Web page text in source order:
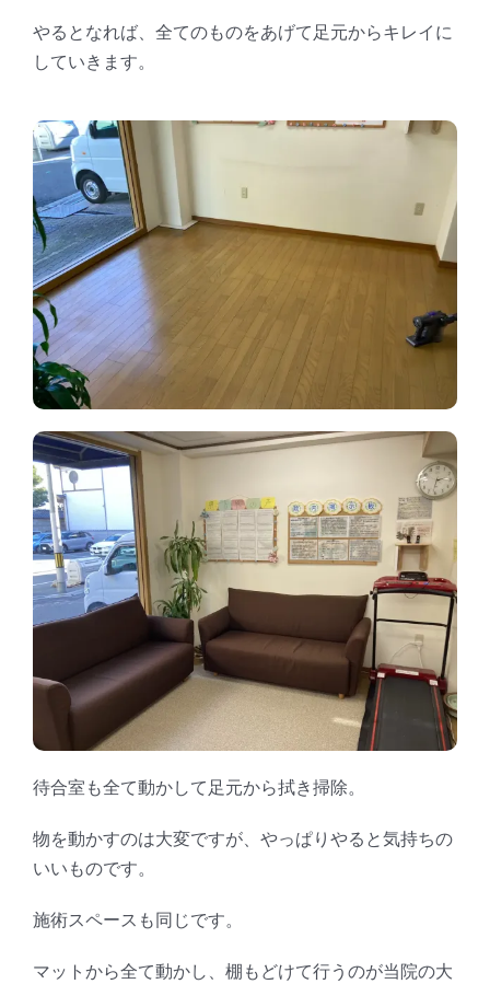
やるとなれば、全てのものをあげて足元からキレイに
していきます。
待合室も全て動かして足元から拭き掃除。
物を動かすのは大変ですが、やっぱりやると気持ちの
いいものです。
施術スペースも同じです。
マットから全て動かし、棚もどけて行うのが当院の大